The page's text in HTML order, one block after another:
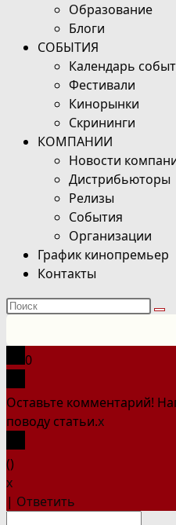
Образование
Блоги
СОБЫТИЯ
Календарь
Фестивали
Кинорынки
Скрининги
КОМПАНИИ
Новости
Дистрибьюторы
Релизы
События
Организации
График кинопремьер
Контакты
Поиск
сайте
0
Оставьте комментарий!
поводу статьи.x
()
x
| Ответить